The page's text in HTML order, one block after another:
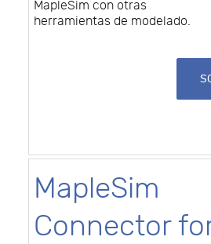
MapleSim con otras
herramientas de modelado.
MapleSim
Connector